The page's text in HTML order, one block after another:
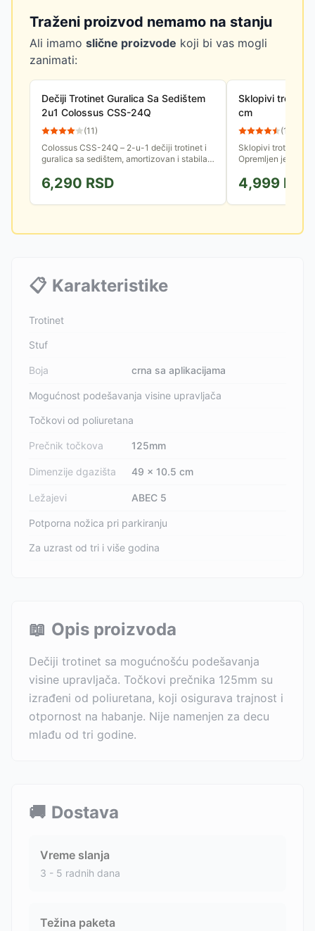
Traženi proizvod nemamo na stanju
Ali imamo slične proizvode koji bi vas mogli
zanimati:
Dečiji Trotinet Guralica Sa Sedištem
2u1 Colossus CSS-24Q
(11)
Colossus CSS-24Q – 2-u-1 dečiji trotinet i
guralica sa sedištem, amortizovan i stabilan,
za igru i razvoj...
6,290 RSD
Sklopivi trotinet
cm
(15
Sklopivi trotinet
Opremljen je
100 kg.
4,999 RSD
📋 Karakteristike
Trotinet
Stuf
Boja crna sa aplikacijama
Mogućnost podešavanja visine upravljača
Točkovi od poliuretana
Prečnik točkova 125mm
Dimenzije dgazišta 49 x 10.5 cm
Ležajevi ABEC 5
Potporna nožica pri parkiranju
Za uzrast od tri i više godina
📖 Opis proizvoda
Dečiji trotinet sa mogućnošću podešavanja
visine upravljača. Točkovi prečnika 125mm su
izrađeni od poliuretana, koji osigurava trajnost i
otpornost na habanje. Nije namenjen za decu
mlađu od tri godine.
🚚 Dostava
Vreme slanja
3 - 5 radnih dana
Težina paketa